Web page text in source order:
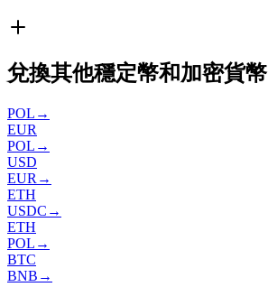
兌換其他穩定幣和加密貨幣
POL →
EUR
POL →
USD
EUR →
ETH
USDC →
ETH
POL →
BTC
BNB →